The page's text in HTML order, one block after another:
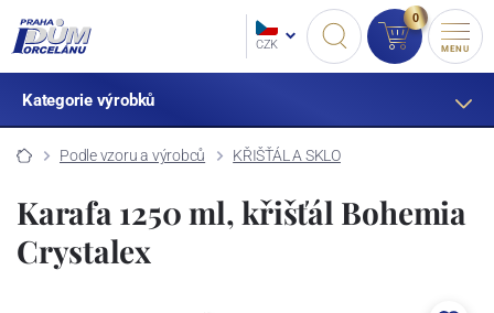
CZK
0
MENU
Kategorie výrobků
Podle vzoru a výrobců KŘIŠŤÁL A SKLO
Karafa 1250 ml, křišťál Bohemia
Crystalex